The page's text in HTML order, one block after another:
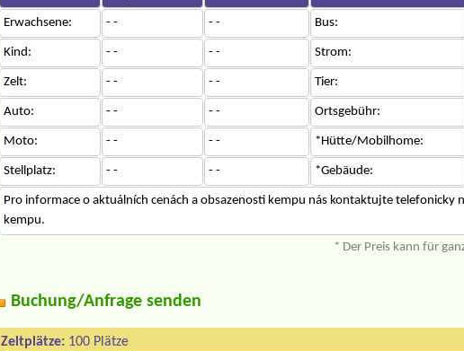
Erwachsene: - - - - Bus:
Kind: - - - - Strom:
Zelt: - - - - Tier:
Auto: - - - - Ortsgebühr:
Moto: - - - - *Hütte/Mobilhome:
Stellplatz: - - - - *Gebäude:
Pro informace o aktuálních cenách a obsazenosti kempu nás kontaktujte telefonicky
kempu.
* Der Preis kann für
Buchung/Anfrage senden
Zeltplätze: 100 Plätze